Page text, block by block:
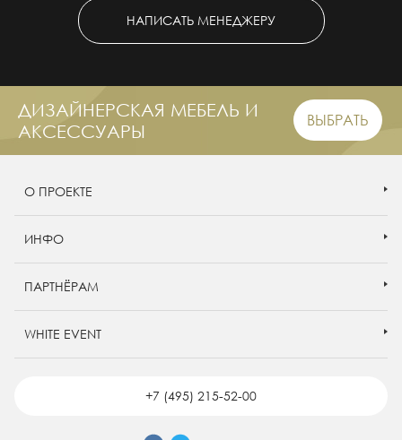
НАПИСАТЬ МЕНЕДЖЕРУ
ДИЗАЙНЕРСКАЯ МЕБЕЛЬ И
АКСЕССУАРЫ
ВЫБРАТЬ
О ПРОЕКТЕ
ИНФО
ПАРТНЁРАМ
WHITE EVENT
+7 (495) 215-52-00